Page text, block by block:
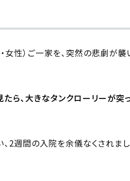
性）ご一家を、突然の悲劇が襲
ら、大きなタンクローリーが突
2週間の入院を余儀なくされまし